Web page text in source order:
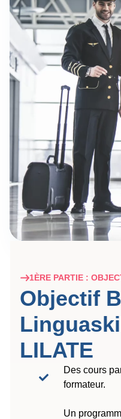
1ÈRE PARTIE :
Objectif
LILATE
Des cours
formateur.
Un